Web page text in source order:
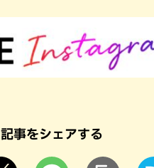
記事をシェアする